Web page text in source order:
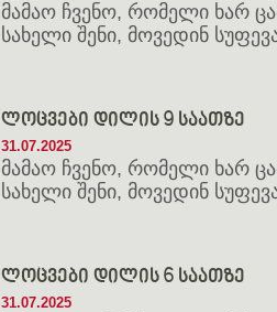
მამაო ჩვენო, რომელი ხარ
სახელი შენი, მოვედინ
ლოცვები დილის 9 საათზე
31.07.2025
მამაო ჩვენო, რომელი ხარ
სახელი შენი, მოვედინ
ლოცვები დილის 6 საათზე
31.07.2025